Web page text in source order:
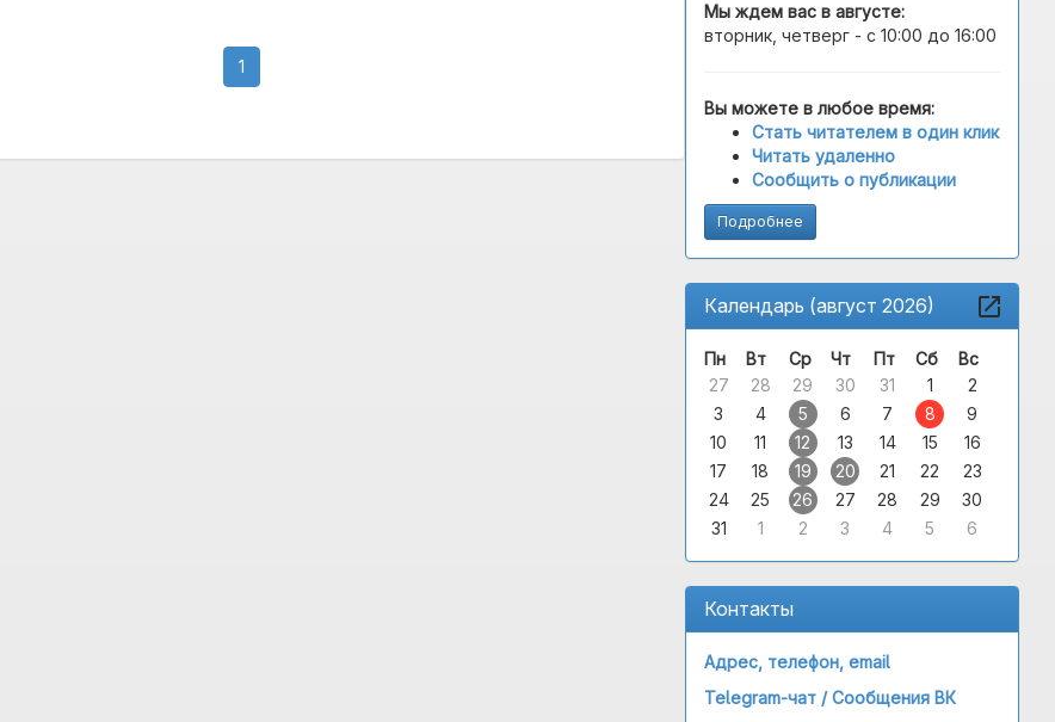
Мы ждем вас в августе:
вторник, четверг - с 10:00 до 16:00
Вы можете в любое время:
Стать читателем в один клик
Читать удаленно
Сообщить о публикации
Подробнее
Календарь (август 2026)
Пн Вт Ср Чт Пт Сб
Вс
27
28 29 30 31 1
2
3
4 5 6 7 8
9
10
11 12 13 14 15
16
17
18 19 20 21 22
23
24
25 26 27 28 29
30
31
1 2 3 4 5 6
Контакты
Адрес, телефон, email
Telegram-чат /Сообщения ВК
1(current)